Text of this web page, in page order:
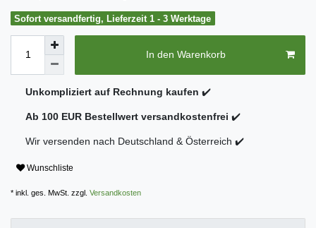
Sofort versandfertig, Lieferzeit 1 - 3 Werktage
In den Warenkorb
Unkompliziert auf Rechnung kaufen ✔️
Ab 100 EUR Bestellwert versandkostenfrei ✔️
Wir versenden nach Deutschland & Österreich ✔️
Wunschliste
* inkl. ges. MwSt. zzgl. Versandkosten